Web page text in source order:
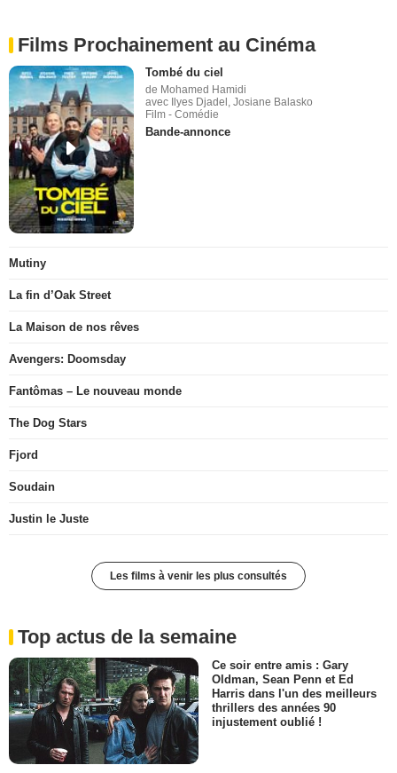
Films Prochainement au Cinéma
Tombé du ciel
de Mohamed Hamidi
avec Ilyes Djadel, Josiane Balasko
Film - Comédie
Bande-annonce
Mutiny
La fin d’Oak Street
La Maison de nos rêves
Avengers: Doomsday
Fantômas – Le nouveau monde
The Dog Stars
Fjord
Soudain
Justin le Juste
Les films à venir les plus consultés
Top actus de la semaine
Ce soir entre amis : Gary
Oldman, Sean Penn et Ed
Harris dans l'un des meilleurs
thrillers des années 90
injustement oublié !